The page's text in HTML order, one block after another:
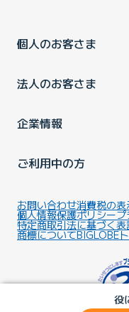
役
個人のお客さま
法人のお客さま
企業情報
ご利用中の方
お問い合わせ消費税の表
個人情報保護ポリシープ
特定商取引法に基づく表
商標についてBIGLOBE